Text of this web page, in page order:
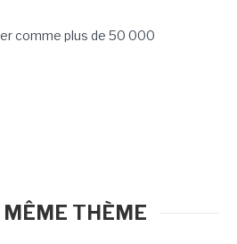
comme plus de 50 000
MÊME THÈME